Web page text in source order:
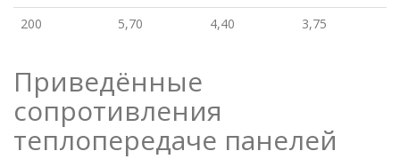
200
5,70 4,40 3,75
Приведённые
сопротивления
теплопередаче панелей